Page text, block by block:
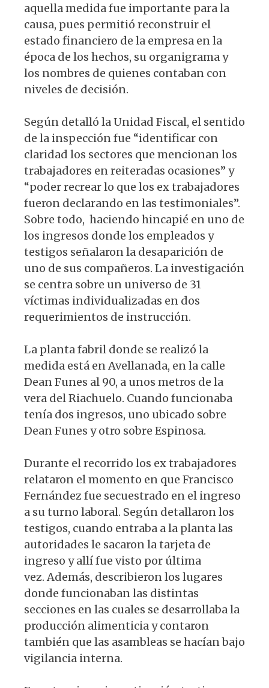
aquella medida fue importante para la
causa, pues permitió reconstruir el
estado financiero de la empresa en la
época de los hechos, su organigrama y
los nombres de quienes contaban con
niveles de decisión.
Según detalló la Unidad Fiscal, el sentido
de la inspección fue “identificar con
claridad los sectores que mencionan los
trabajadores en reiteradas ocasiones” y
“poder recrear lo que los ex trabajadores
fueron declarando en las testimoniales”.
Sobre todo, haciendo hincapié en uno de
los ingresos donde los empleados y
testigos señalaron la desaparición de
uno de sus compañeros. La investigación
se centra sobre un universo de 31
víctimas individualizadas en dos
requerimientos de instrucción.
La planta fabril donde se realizó la
medida está en Avellanada, en la calle
Dean Funes al 90, a unos metros de la
vera del Riachuelo. Cuando funcionaba
tenía dos ingresos, uno ubicado sobre
Dean Funes y otro sobre Espinosa.
Durante el recorrido los ex trabajadores
relataron el momento en que Francisco
Fernández fue secuestrado en el ingreso
a su turno laboral. Según detallaron los
testigos, cuando entraba a la planta las
autoridades le sacaron la tarjeta de
ingreso y allí fue visto por última
vez. Además, describieron los lugares
donde funcionaban las distintas
secciones en las cuales se desarrollaba la
producción alimenticia y contaron
también que las asambleas se hacían bajo
vigilancia interna.